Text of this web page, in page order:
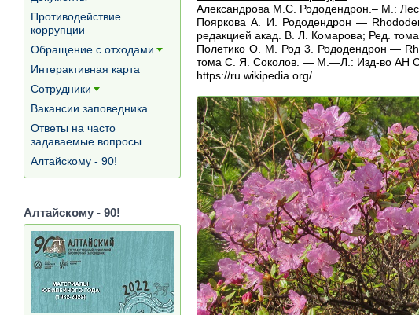
Александрова М.С. Рододендрон.– М.:
Пояркова А. И. Рододендрон —
редакцией акад. В. Л. Комарова; Ред.
Полетико О. М. Род 3. Рододендрон —
тома С. Я. Соколов. — М.—Л.: Изд-во АН
https://ru.wikipedia.org/
Противодействие
коррупции
Обращение с отходами
Интерактивная карта
Сотрудники
Вакансии заповедника
Ответы на часто
задаваемые вопросы
Алтайскому - 90!
Алтайскому - 90!